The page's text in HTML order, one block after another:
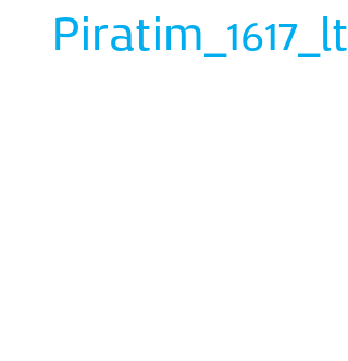
Piratim_1617_lt